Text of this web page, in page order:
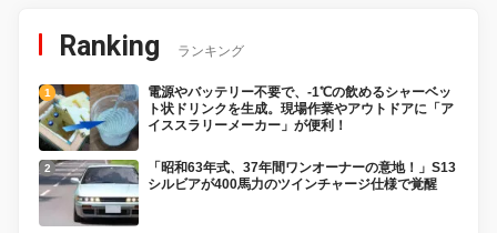
Ranking ランキング
電源やバッテリー不要で、-1℃の飲めるシャーベッ
ト状ドリンクを生成。現場作業やアウトドアに「ア
イススラリーメーカー」が便利！
「昭和63年式、37年間ワンオーナーの意地！」S13
シルビアが400馬力のツインチャージ仕様で覚醒